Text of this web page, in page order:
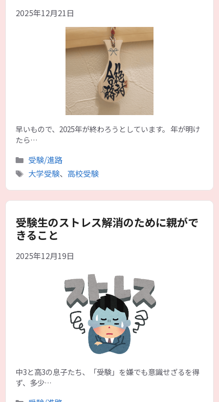
2025年12月21日
早いもので、2025年が終わろうとしています。 年が明け
たら…
カ
テ
リ
受験/進路
タ
大学受験、 高校受験
受験生のストレス解消のために親がで
きること
2025年12月19日
中3と高3の息子たち、「受験」を嫌でも意識せざるを得
ず、多少…